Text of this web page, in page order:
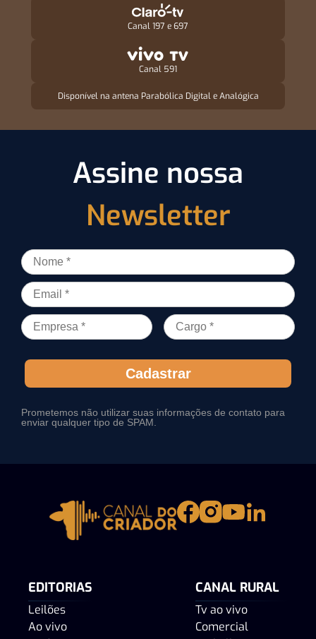
Canal 197 e 697
Canal 591
Disponível na antena Parabólica Digital e Analógica
Assine nossa
Newsletter
Cadastrar
Prometemos não utilizar suas informações de contato para
enviar qualquer tipo de SPAM.
EDITORIAS
Leilões
Ao vivo
CANAL RURAL
Tv ao vivo
Comercial